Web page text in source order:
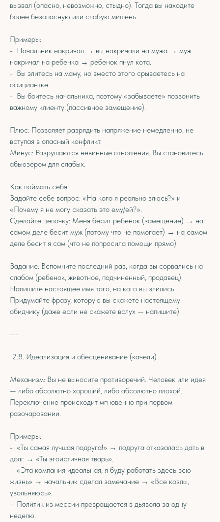
вызвал (опасно, невозможно, стыдно). Тогда вы находите
более безопасную или слабую мишень.
Примеры:
- Начальник накричал → вы накричали на мужа → муж
накричал на ребенка → ребенок пнул кота.
- Вы злитесь на маму, но вместо этого срываетесь на
официантке.
- Вы боитесь начальника, поэтому «забываете» позвонить
важному клиенту (пассивное замещение).
Плюс: Позволяет разрядить напряжение немедленно, не
вступая в опасный конфликт.
Минус: Разрушаются невинные отношения. Вы становитесь
абьюзером для слабых.
Как поймать себя:
Задайте себе вопрос: «На кого я реально злюсь?» и
«Почему я не могу сказать это ему/ей?».
Сделайте цепочку: Меня бесит ребенок (замещение) → на
самом деле бесит муж (потому что не помогает) → на самом
деле бесит я сам (что не попросила помощи прямо).
Задание: Вспомните последний раз, когда вы сорвались на
слабом (ребенок, животное, подчиненный, продавец).
Напишите настоящее имя того, на кого вы злились.
Придумайте фразу, которую вы скажете настоящему
обидчику (даже если не скажете вслух — напишите).
---
2.8. Идеализация и обесценивание (качели)
Механизм: Вы не выносите противоречий. Человек или идея
— либо абсолютно хороший, либо абсолютно плохой.
Переключение происходит мгновенно при первом
разочаровании.
Примеры:
- «Ты самая лучшая подруга!» → подруга отказалась дать в
долг → «Ты эгоистичная тварь».
- «Эта компания идеальная, я буду работать здесь всю
жизнь» → начальник сделал замечание → «Все козлы,
увольняюсь».
- Политик из мессии превращается в дьявола за одну
неделю.